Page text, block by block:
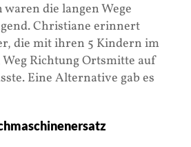
die langen Wege
Christiane erinnert
die mit ihren 5 Kindern im
Richtung Ortsmitte auf
Eine Alternative gab es